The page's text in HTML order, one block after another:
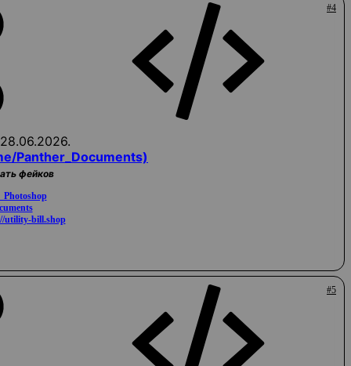
#4
Panther_Documents)
фейков
utility-bill.shop
#5